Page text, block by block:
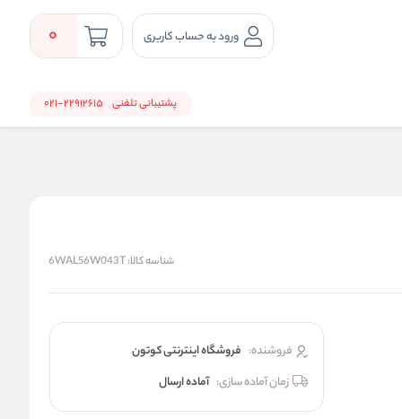
ورود به حساب کاربری 0
پشتیبانی تلفنی 22912615-021
شناسه کالا:6WAL56W043T
فروشنده: فروشگاه اینترنتی کوتون
زمان آماده سازی: آماده ارسال